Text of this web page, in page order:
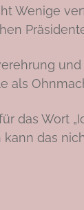
Wenige
und
als
das Wort
das